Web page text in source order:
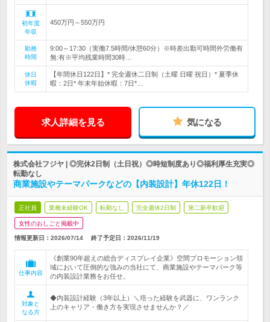
初年度
年収
450万円～550万円
勤務
時間
9:00～17:30（実働7.5時間/休憩60分）※時差出勤可時間外労働有
無:有※平均残業時間30時…
休日
休暇
【年間休日122日】* 完全週休二日制（土曜 日曜 祝日）* 夏季休
暇：2日* 年末年始休暇：7日*…
求人詳細を見る 気になる
株式会社フジヤ | ◎完休2日制（土日祝）◎時短制度あり◎福利厚生充実◎
転勤なし
商業施設やテーマパークなどの【内装設計】年休122日！
正社員 業種未経験OK 転勤なし 完全週休2日制 第二新卒歓迎
女性のおしごと掲載中
情報更新日：2026/07/14 終了予定日： 2026/11/19
仕事内容
《創業90年超えの総合ディスプレイ企業》空間プロモーション領
域において圧倒的な強みの当社にて、商業施設やテーマパーク等
の内装設計業務をお任せ。
対象と
なる方
◆内装設計経験（3年以上）＼培った経験を武器に、ワンランク
上のキャリア・働き方を実現させませんか？／